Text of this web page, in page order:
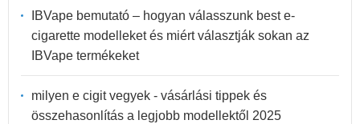
IBVape bemutató – hogyan válasszunk best e-
cigarette modelleket és miért választják sokan az
IBVape termékeket
milyen e cigit vegyek - vásárlási tippek és
összehasonlítás a legjobb modellektől 2025